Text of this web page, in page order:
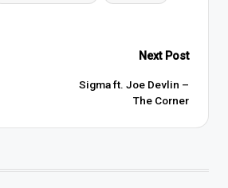
Next Post
Sigma ft. Joe Devlin –
The Corner